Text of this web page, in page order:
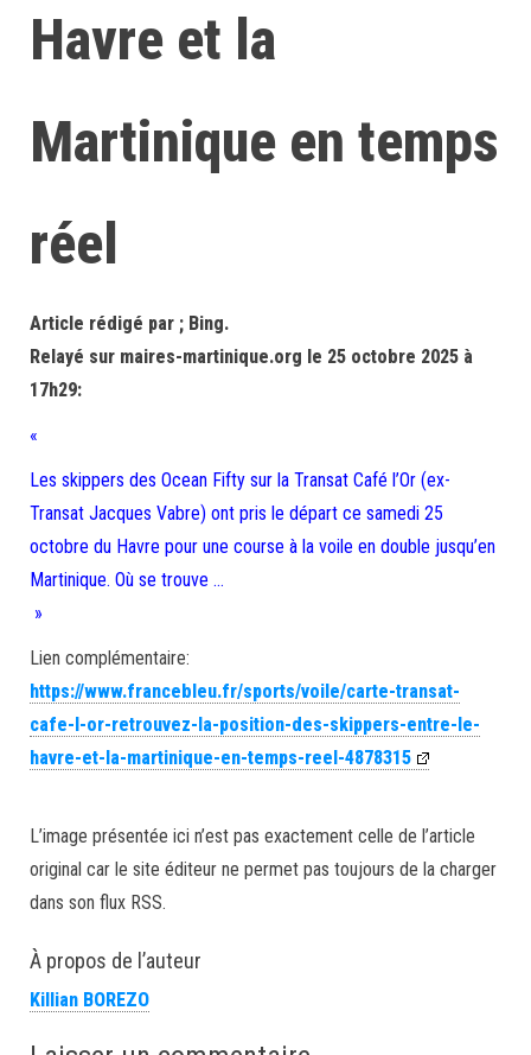
Havre et la
Martinique en temps
réel
Article rédigé par ; Bing.
Relayé sur maires-martinique.org le 25 octobre 2025 à
17h29:
«
Les skippers des Ocean Fifty sur la Transat Café l’Or (ex-
Transat Jacques Vabre) ont pris le départ ce samedi 25
octobre du Havre pour une course à la voile en double jusqu’en
Martinique. Où se trouve …
»
Lien complémentaire:
https://www.francebleu.fr/sports/voile/carte-transat-
cafe-l-or-retrouvez-la-position-des-skippers-entre-le-
havre-et-la-martinique-en-temps-reel-4878315
L’image présentée ici n’est pas exactement celle de l’article
original car le site éditeur ne permet pas toujours de la charger
dans son flux RSS.
À propos de l’auteur
Killian BOREZO